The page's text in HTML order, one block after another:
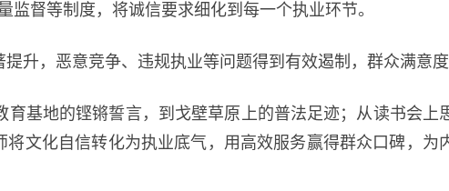
督等制度，将诚信要求细化到每一个执业环节。
，恶意竞争、违规执业等问题得到有效遏制，群众满意度
地的铿锵誓言，到戈壁草原上的普法足迹；从读书会上
文化自信转化为执业底气，用高效服务赢得群众口碑，为